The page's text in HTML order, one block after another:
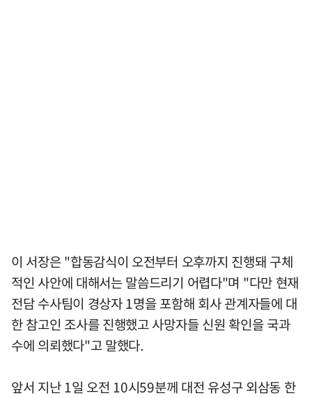
이 서장은 "합동감식이 오전부터 오후까지 진행돼 구체
적인 사안에 대해서는 말씀드리기 어렵다"며 "다만 현재
전담 수사팀이 경상자 1명을 포함해 회사 관계자들에 대
한 참고인 조사를 진행했고 사망자들 신원 확인을 국과
수에 의뢰했다"고 말했다.
앞서 지난 1일 오전 10시59분께 대전 유성구 외삼동 한